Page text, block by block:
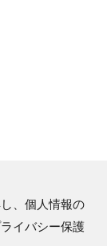
、個人情報の
イバシー保護